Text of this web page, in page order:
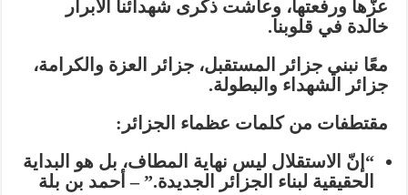
عزّها ورفعتها، وعاشت ذكرى شهدائنا الأبرار
خالدة في قلوبنا.
معًا نبني جزائر المستقبل، جزائر العزة والكرامة،
جزائر الشهداء والبطولة.
مقتطفات من كلمات عظماء الجزائر:
“إنّ الاستقلال ليس نهاية المطاف، بل هو البداية
الحقيقية لبناء الجزائر الجديدة.” – أحمد بن بلة